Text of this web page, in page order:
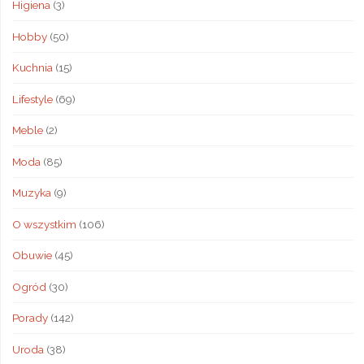
Higiena(3)
Hobby(50)
Kuchnia(15)
Lifestyle(69)
Meble(2)
Moda (85)
Muzyka(9)
O wszystkim (106)
Obuwie(45)
Ogród (30)
Porady(142)
Uroda (38)